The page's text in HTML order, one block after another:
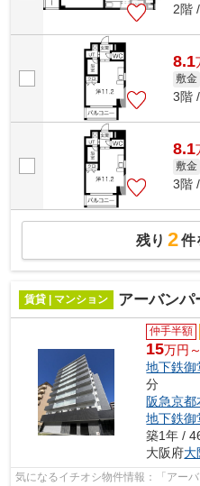
2階
8.1
敷金
3階
8.1
敷金
3階
残り 2件
賃貸 | マンション アーバンパ
仲手半額
15万円～
地下鉄御
分
阪急京都
地下鉄御
築1年 /
大阪府大
気になるイチオシ物件情報：「アー